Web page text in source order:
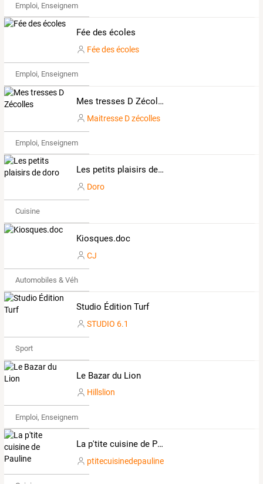
Emploi, Enseignement & Etudes
Fée des écoles
Fée des écoles
Emploi, Enseignement & Etudes
Mes tresses D Zécolles
Maitresse D zécolles
Emploi, Enseignement & Etudes
Les petits plaisirs de doro
Doro
Cuisine
Kiosques.doc
CJ
Automobiles & Véhicules
Studio Édition Turf
STUDIO 6.1
Sport
Le Bazar du Lion
Hillslion
Emploi, Enseignement & Etudes
La p'tite cuisine de Pauline
ptitecuisinedepauline